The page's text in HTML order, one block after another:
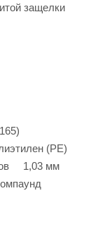
защелки
(PE)
1,03 мм